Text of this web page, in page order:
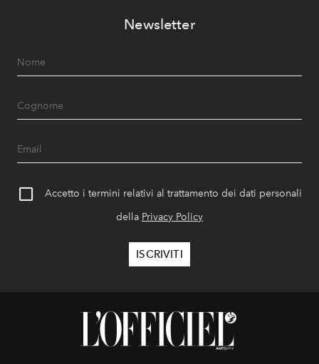
Newsletter
Accetto i termini relativi al trattamento dei dati personali
della Privacy Policy